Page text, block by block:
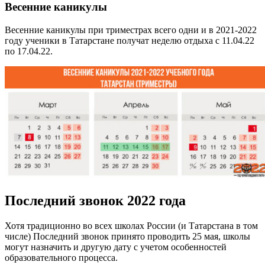
Весенние каникулы
Весенние каникулы при триместрах всего одни и в 2021-2022
году ученики в Татарстане получат неделю отдыха с 11.04.22
по 17.04.22.
Последний звонок 2022 года
Хотя традиционно во всех школах России (и Татарстана в том
числе) Последний звонок принято проводить 25 мая, школы
могут назначить и другую дату с учетом особенностей
образовательного процесса.